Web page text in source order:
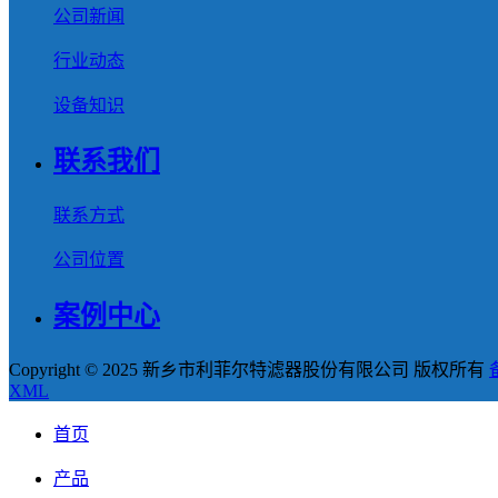
公司新闻
行业动态
设备知识
联系我们
联系方式
公司位置
案例中心
Copyright © 2025 新乡市利菲尔特滤器股份有限公司 版权所有
XML
首页
产品